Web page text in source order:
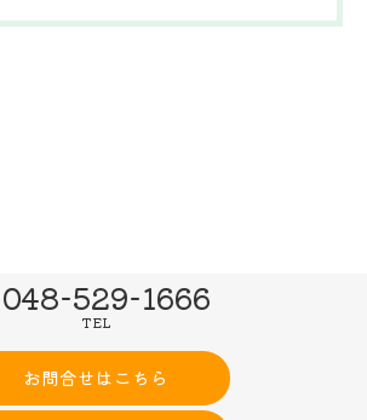
048-529-1666
TEL
お問合せはこちら